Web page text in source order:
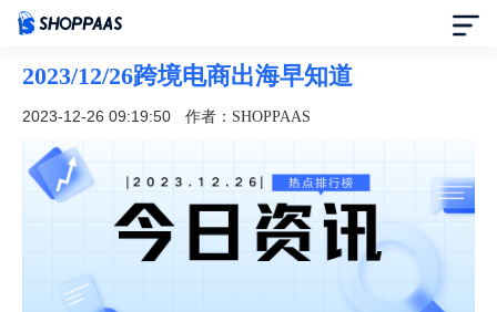
首页
定价
模板中心
2023/12/26跨境电商出海早知道
2023-12-26 09:19:50 作者：SHOPPAAS